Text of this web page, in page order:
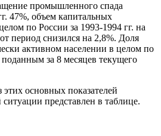
промышленного спада
47%, объем капитальных
по России за 1993-1994 гг. на
период снизился на 2,8%. Доля
активном населении в целом по
за 8 месяцев текущего
основных показателей
ситуации представлен в таблице.